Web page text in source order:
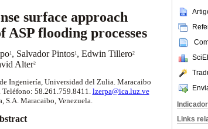
Links
surface approach
flooding processes
1, Salvador Pintos1, Edwin Tillero2
Alter2
Ingeniería, Universidad del Zulia. Maracaibo
Teléfono: 58.261.759.8411.lzerpa@ica.luz.ve
S.A. Maracaibo, Venezuela.